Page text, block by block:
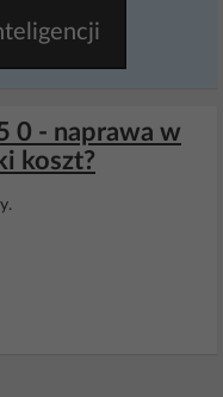
0 - naprawa w
koszt?